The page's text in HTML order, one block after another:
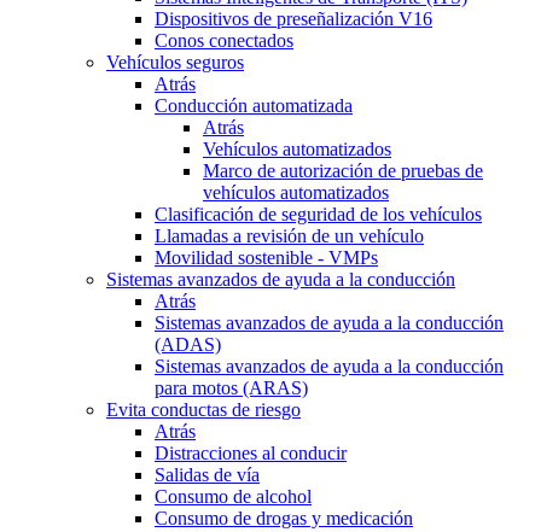
Dispositivos de preseñalización V16
Conos conectados
Vehículos seguros
Atrás
Conducción automatizada
Atrás
Vehículos automatizados
Marco de autorización de pruebas de
vehículos automatizados
Clasificación de seguridad de los vehículos
Llamadas a revisión de un vehículo
Movilidad sostenible - VMPs
Sistemas avanzados de ayuda a la conducción
Atrás
Sistemas avanzados de ayuda a la conducción
(ADAS)
Sistemas avanzados de ayuda a la conducción
para motos (ARAS)
Evita conductas de riesgo
Atrás
Distracciones al conducir
Salidas de vía
Consumo de alcohol
Consumo de drogas y medicación